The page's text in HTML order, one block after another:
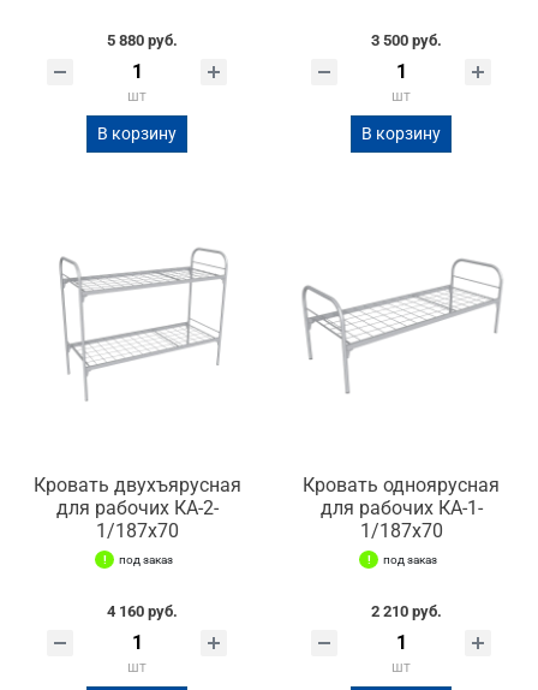
5 880 руб.
шт
В корзину
3 500 руб.
шт
В корзину
Кровать двухъярусная
для рабочих КА-2-
1/187х70
под заказ
4 160 руб.
шт
Кровать одноярусная
для рабочих КА-1-
1/187х70
под заказ
2 210 руб.
шт